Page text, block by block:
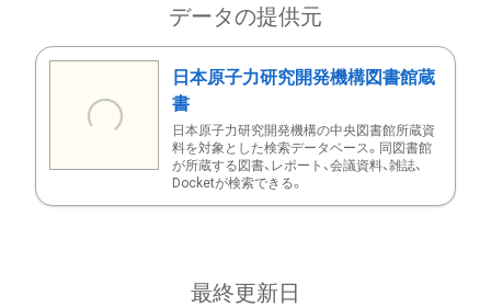
データの提供元
日本原子力研究開発機構図書館蔵
書
日本原子力研究開発機構の中央図書館所蔵資
料を対象とした検索データベース。同図書館
が所蔵する図書、レポート、会議資料、雑誌、
Docketが検索できる。
最終更新日